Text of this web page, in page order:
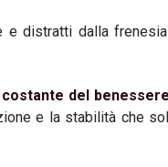
e distratti dalla
del
e la stabilità che